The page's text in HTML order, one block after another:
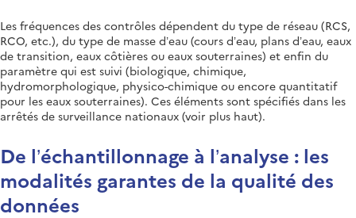
Les fréquences des contrôles dépendent du type de réseau (RCS,
RCO, etc.), du type de masse d’eau (cours d’eau, plans d’eau, eaux
de transition, eaux côtières ou eaux souterraines) et enfin du
paramètre qui est suivi (biologique, chimique,
hydromorphologique, physico-chimique ou encore quantitatif
pour les eaux souterraines). Ces éléments sont spécifiés dans les
arrêtés de surveillance nationaux (voir plus haut).
De l’échantillonnage à l’analyse : les
modalités garantes de la qualité des
données